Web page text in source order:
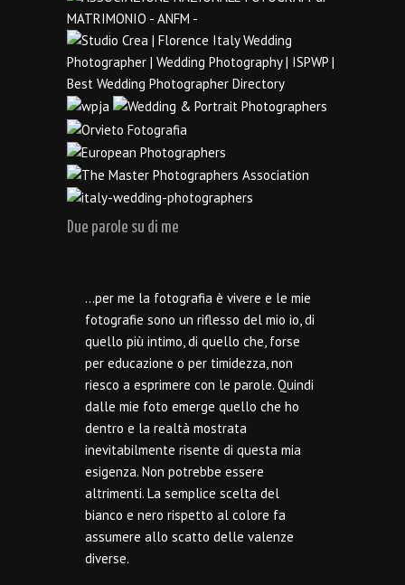
Due parole su di me
…per me la fotografia è vivere e le mie
fotografie sono un riflesso del mio io, di
quello più intimo, di quello che, forse
per educazione o per timidezza, non
riesco a esprimere con le parole. Quindi
dalle mie foto emerge quello che ho
dentro e la realtà mostrata
inevitabilmente risente di questa mia
esigenza. Non potrebbe essere
altrimenti. La semplice scelta del
bianco e nero rispetto al colore fa
assumere allo scatto delle valenze
diverse.